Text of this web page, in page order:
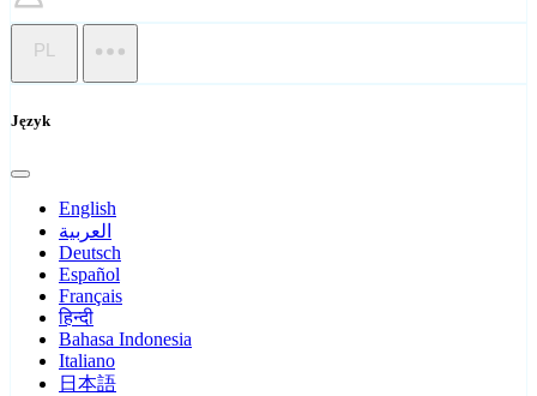
PL
Język
English
العربية
Deutsch
Español
Français
हिन्दी
Bahasa Indonesia
Italiano
日本語